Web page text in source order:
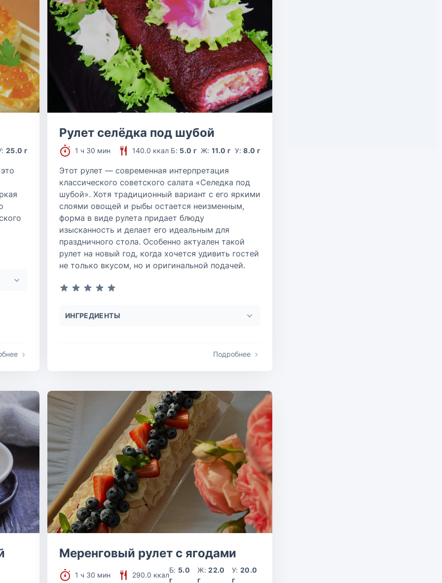
25.0 г
Рулет селёдка под шубой
1 ч 30 мин 140.0 ккал Б: 5.0 г Ж:11.0 г У:8.0 г
Этот рулет — современная интерпретация
классического советского салата «Селедка под
шубой». Хотя традиционный вариант с его яркими
слоями овощей и рыбы остается неизменным,
форма в виде рулета придает блюду
изысканность и делает его идеальным для
праздничного стола. Особенно актуален такой
рулет на новый год, когда хочется удивить гостей
не только вкусом, но и оригинальной подачей.
ИНГРЕДИЕНТЫ
Подробнее
Меренговый рулет с ягодами
1 ч 30 мин 290.0 ккал
Б: 5.0
г
Ж:22.0
г
У:20.0
г